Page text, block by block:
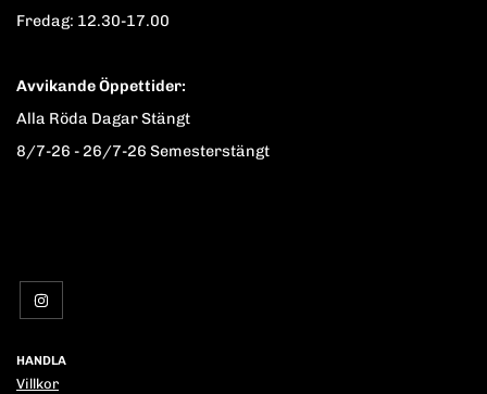
Fredag: 12.30-17.00
Avvikande Öppettider:
Alla Röda Dagar Stängt
8/7-26 - 26/7-26 Semesterstängt
HANDLA
Villkor